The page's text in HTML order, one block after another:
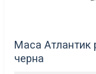
Маса Атлантик
черна